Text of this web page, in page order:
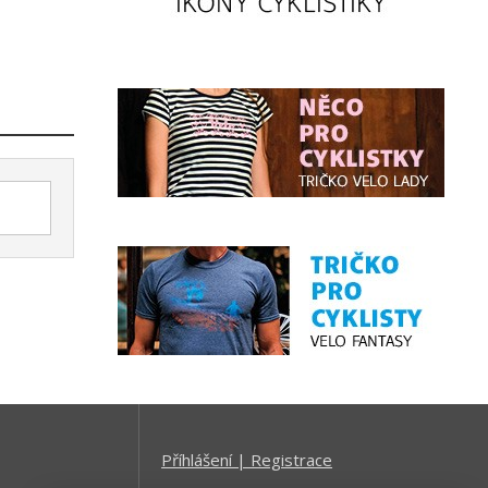
Příhlášení | Registrace